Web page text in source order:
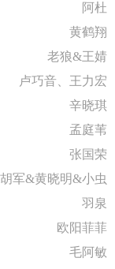
阿杜
黄鹤翔
老狼&王婧
卢巧音、王力宏
辛晓琪
孟庭苇
张国荣
军&黄晓明&小虫
羽泉
欧阳菲菲
毛阿敏